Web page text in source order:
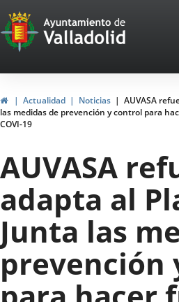
Portal
Web
del
Ayuntamiento
de
Valladolid
HomeActualidad Noticias
AUVASA
las medidas de prevención y control para
COVI-19
AUVASA
adapta al
Junta las
prevención